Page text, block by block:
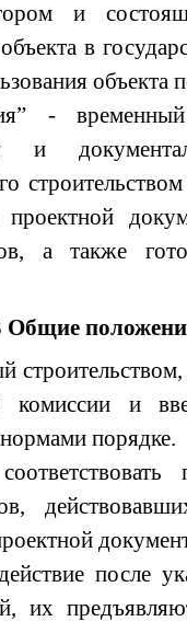
и
в
объекта
-
и
проектной
а также
Общие
комиссии и
порядке.
после
их